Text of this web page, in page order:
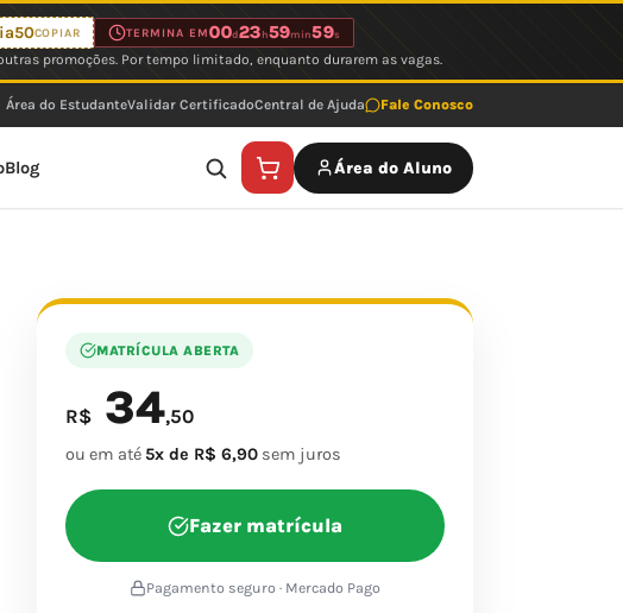
COPIAR TERMINA EM00d23 h59min59s
promoções. Por tempo limitado, enquanto durarem as vagas.
Área do EstudanteValidar CertificadoCentral de Ajuda Fale Conosco
Blog Área do Aluno
MATRÍCULA ABERTA
R$ 34,50
ou em até 5x de R$ 6,90 sem juros
Fazer matrícula
Pagamento seguro · Mercado Pago